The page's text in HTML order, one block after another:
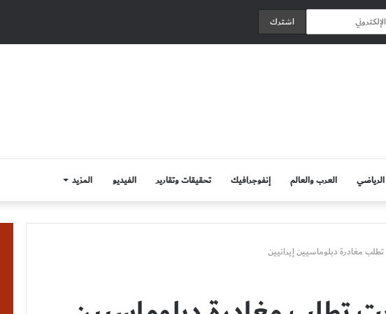
الرياضي العرب والعالم إنفوجرافيك تحقيقات وتقارير الفيديو المزيد
مغادرة دبلوماسيين إيرانيين